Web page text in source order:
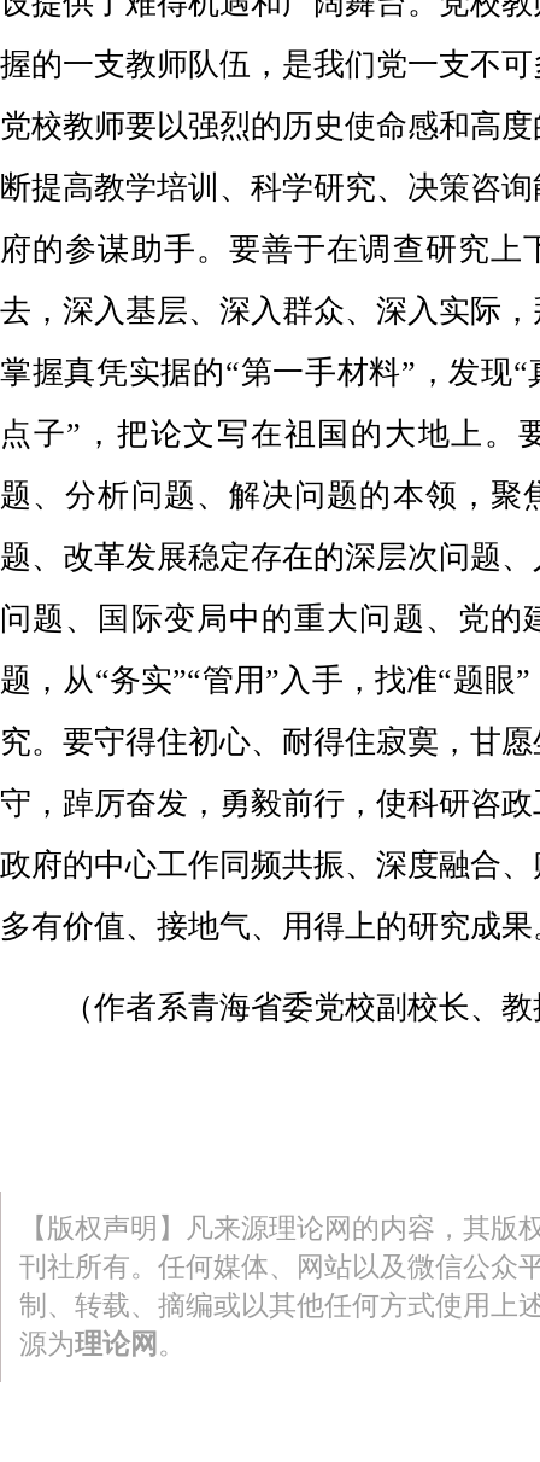
握的一支教师队伍，是我们党一支不
党校教师要以强烈的历史使命感和高
断提高教学培训、科学研究、决策咨
府的参谋助手。要善于在调查研究上
去，深入基层、深入群众、深入实际
掌握真凭实据的“第一手材料”，发现“
点子”，把论文写在祖国的大地上。
题、分析问题、解决问题的本领，聚
题、改革发展稳定存在的深层次问题
问题、国际变局中的重大问题、党的
题，从“务实”“管用”入手，找准“题眼
究。要守得住初心、耐得住寂寞，甘
守，踔厉奋发，勇毅前行，使科研咨
政府的中心工作同频共振、深度融合
多有价值、接地气、用得上的研究成果
（作者系青海省委党校副校长、教
【版权声明】凡来源理论网的内容，其版
刊社所有。任何媒体、网站以及微信公众
制、转载、摘编或以其他任何方式使用上
源为理论网 。